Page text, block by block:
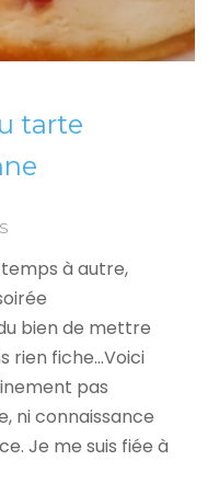
tarte
à autre,
bien de mettre
rien fiche…Voici
pas
ni connaissance
Je me suis fiée à